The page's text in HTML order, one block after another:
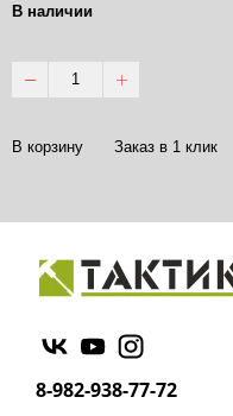
В наличии
В корзину Заказ в 1 клик
8-982-938-77-72